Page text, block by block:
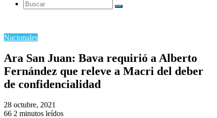
Buscar
Nacionales
Ara San Juan: Bava requirió a Alberto
Fernández que releve a Macri del deber
de confidencialidad
28 octubre, 2021
66 2 minutos leídos